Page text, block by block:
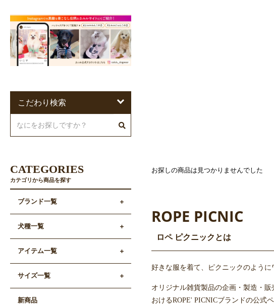
お探しの商品は見つかりませんでした
ROPE PICNIC
ロペ ピクニックとは
好きな服を着て、ピクニックのよう
オリジナル雑貨製品の企画・製造・
おけるROPE' PICNICブランドの公式
こだわり検索
CATEGORIES
カテゴリから商品を探す
ブランド一覧
犬種一覧
アイテム一覧
サイズ一覧
新商品